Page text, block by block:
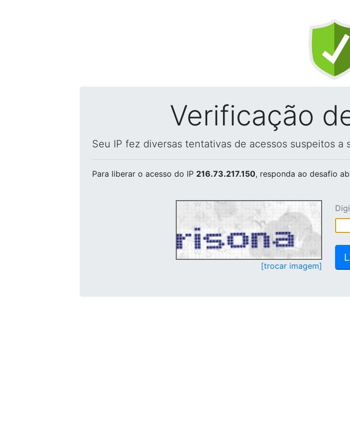
Verificação
Seu IP fez diversas tentativas de acessos suspeitos a
Para liberar o acesso do IP 216.73.217.150, responda ao desafio
[trocar imagem]